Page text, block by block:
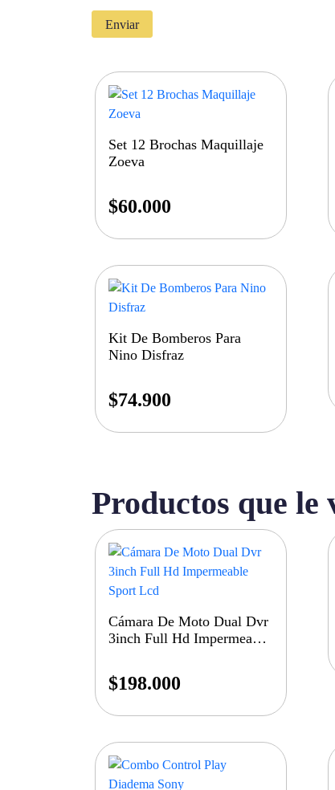
Set 12 Brochas Maquillaje
Zoeva
$60.000
Kit De Bomberos Para
Nino Disfraz
$74.900
Productos que le
Cámara De Moto Dual Dvr
3inch Full Hd Impermeable
$198.000